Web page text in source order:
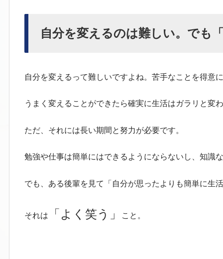
自分を変えるのは難しい。でも
自分を変えるって難しいですよね。苦手なことを得意
うまく変えることができたら確実に生活はガラリと変
ただ、それには長い期間と努力が必要です。
勉強や仕事は簡単にはできるようにならないし、知識
でも、ある後輩を見て「自分が思ったよりも簡単に生
それは 「よく笑う」 こと。